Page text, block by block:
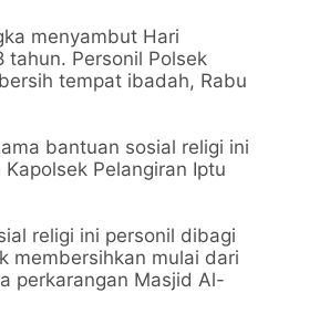
menyambut Hari
tahun. Personil Polsek
tempat ibadah, Rabu
bantuan sosial religi ini
Pelangiran Iptu
religi ini personil dibagi
membersihkan mulai dari
perkarangan Masjid Al-